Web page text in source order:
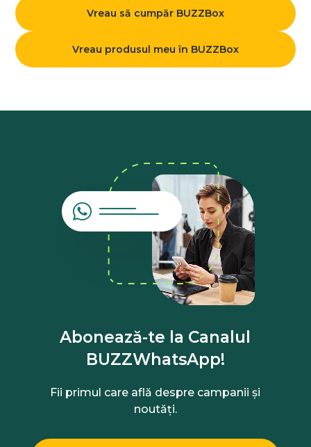
Vreau să cumpăr BUZZBox
Vreau produsul meu în BUZZBox
Abonează-te la Canalul
BUZZWhatsApp!
Fii primul care află despre campanii și
noutăți.